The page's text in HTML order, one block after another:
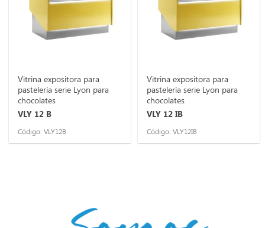
Vitrina expositora para
pastelería serie Lyon para
chocolates
VLY 12 B
Código: VLY12B
Vitrina expositora para
pastelería serie Lyon para
chocolates
VLY 12 IB
Código: VLY12IB